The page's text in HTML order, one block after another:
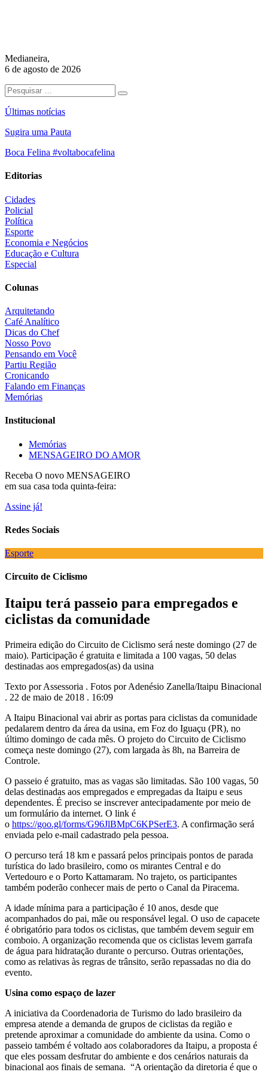
Medianeira,
6 de agosto de 2026
Últimas notícias
Sugira uma Pauta
Boca Felina #voltabocafelina
Editorias
Cidades
Policial
Política
Esporte
Economia e Negócios
Educação e Cultura
Especial
Colunas
Arquitetando
Café Analítico
Dicas do Chef
Nosso Povo
Pensando em Você
Partiu Região
Cronicando
Falando em Finanças
Memórias
Institucional
Memórias
MENSAGEIRO DO AMOR
Receba O novo MENSAGEIRO
em sua casa toda quinta-feira:
Assine já!
Redes Sociais
Esporte
Circuito de Ciclismo
Itaipu terá passeio para empregados e
ciclistas da comunidade
Primeira edição do Circuito de Ciclismo será neste domingo (27 de
maio). Participação é gratuita e limitada a 100 vagas, 50 delas
destinadas aos empregados(as) da usina
Texto por Assessoria . Fotos por Adenésio Zanella/Itaipu Binacional
. 22 de maio de 2018 . 16:09
A Itaipu Binacional vai abrir as portas para ciclistas da comunidade
pedalarem dentro da área da usina, em Foz do Iguaçu (PR), no
último domingo de cada mês. O projeto do Circuito de Ciclismo
começa neste domingo (27), com largada às 8h, na Barreira de
Controle.
O passeio é gratuito, mas as vagas são limitadas. São 100 vagas, 50
delas destinadas aos empregados e empregadas da Itaipu e seus
dependentes. É preciso se inscrever antecipadamente por meio de
um formulário da internet. O link é
o https://goo.gl/forms/G96JlBMpC6KPSerE3. A confirmação será
enviada pelo e-mail cadastrado pela pessoa.
O percurso terá 18 km e passará pelos principais pontos de parada
turística do lado brasileiro, como os mirantes Central e do
Vertedouro e o Porto Kattamaram. No trajeto, os participantes
também poderão conhecer mais de perto o Canal da Piracema.
A idade mínima para a participação é 10 anos, desde que
acompanhados do pai, mãe ou responsável legal. O uso de capacete
é obrigatório para todos os ciclistas, que também devem seguir em
comboio. A organização recomenda que os ciclistas levem garrafa
de água para hidratação durante o percurso. Outras orientações,
como as relativas às regras de trânsito, serão repassadas no dia do
evento.
Usina como espaço de lazer
A iniciativa da Coordenadoria de Turismo do lado brasileiro da
empresa atende a demanda de grupos de ciclistas da região e
pretende aproximar a comunidade do ambiente da usina. Como o
passeio também é voltado aos colaboradores da Itaipu, a proposta é
que eles possam desfrutar do ambiente e dos cenários naturais da
binacional aos finais de semana. “A orientação da diretoria é que o